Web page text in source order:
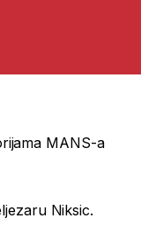
MANS-a
Niksic.